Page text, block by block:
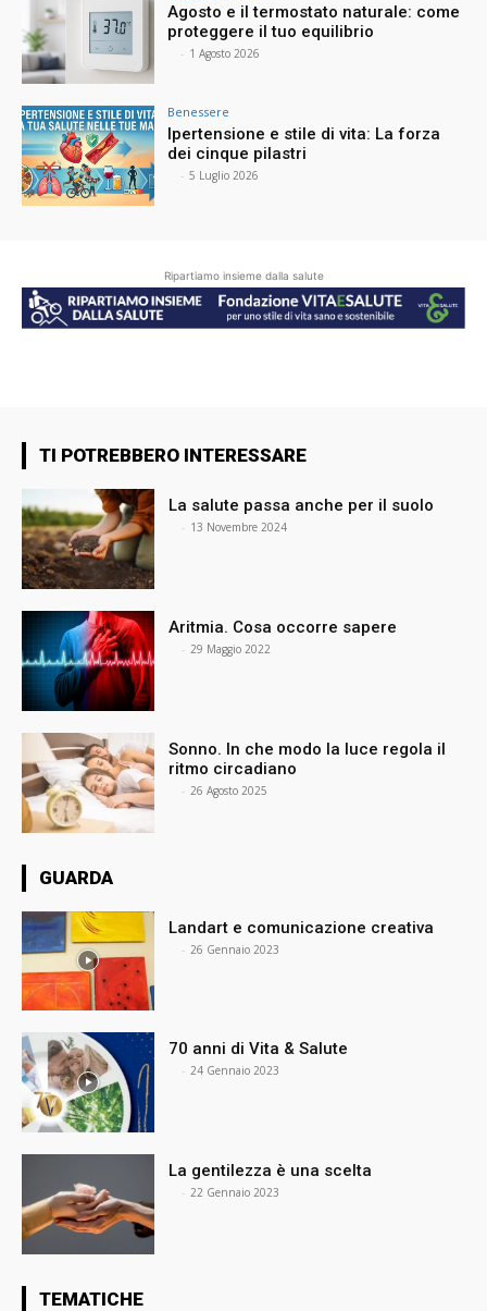
Agosto e il termostato naturale: come
proteggere il tuo equilibrio
- 1 Agosto 2026
Benessere
Ipertensione e stile di vita: La forza
dei cinque pilastri
- 5 Luglio 2026
Ripartiamo insieme dalla salute
TI POTREBBERO INTERESSARE
La salute passa anche per il suolo
- 13 Novembre 2024
Aritmia. Cosa occorre sapere
- 29 Maggio 2022
Sonno. In che modo la luce regola il
ritmo circadiano
- 26 Agosto 2025
GUARDA
Landart e comunicazione creativa
- 26 Gennaio 2023
70 anni di Vita & Salute
- 24 Gennaio 2023
La gentilezza è una scelta
- 22 Gennaio 2023
TEMATICHE